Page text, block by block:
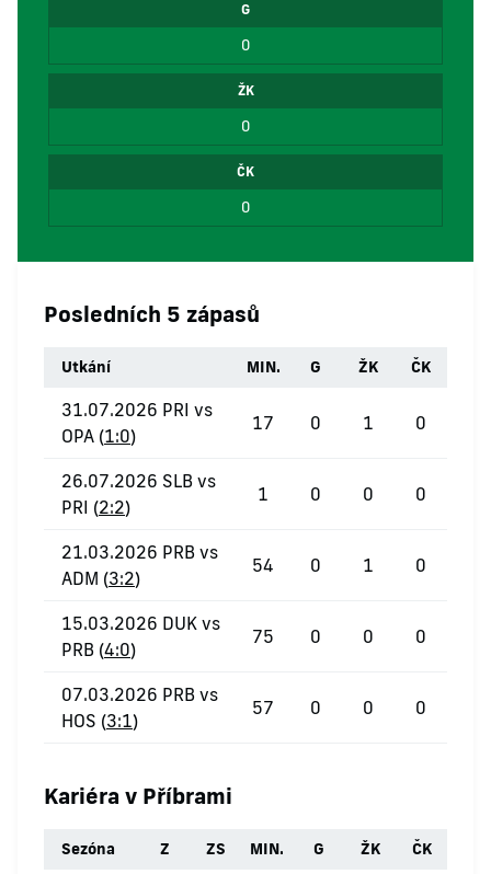
G
0
ŽK
0
ČK
0
Posledních 5 zápasů
Utkání MIN. G ŽK ČK
31.07.2026 PRI vs
OPA (1:0)
17 0 1 0
26.07.2026 SLB vs
PRI (2:2)
1 0 0 0
21.03.2026 PRB vs
ADM (3:2)
54 0 1 0
15.03.2026 DUK vs
PRB (4:0)
75 0 0 0
07.03.2026 PRB vs
HOS (3:1)
57 0 0 0
Kariéra v Příbrami
Sezóna Z ZS MIN. G ŽK ČK